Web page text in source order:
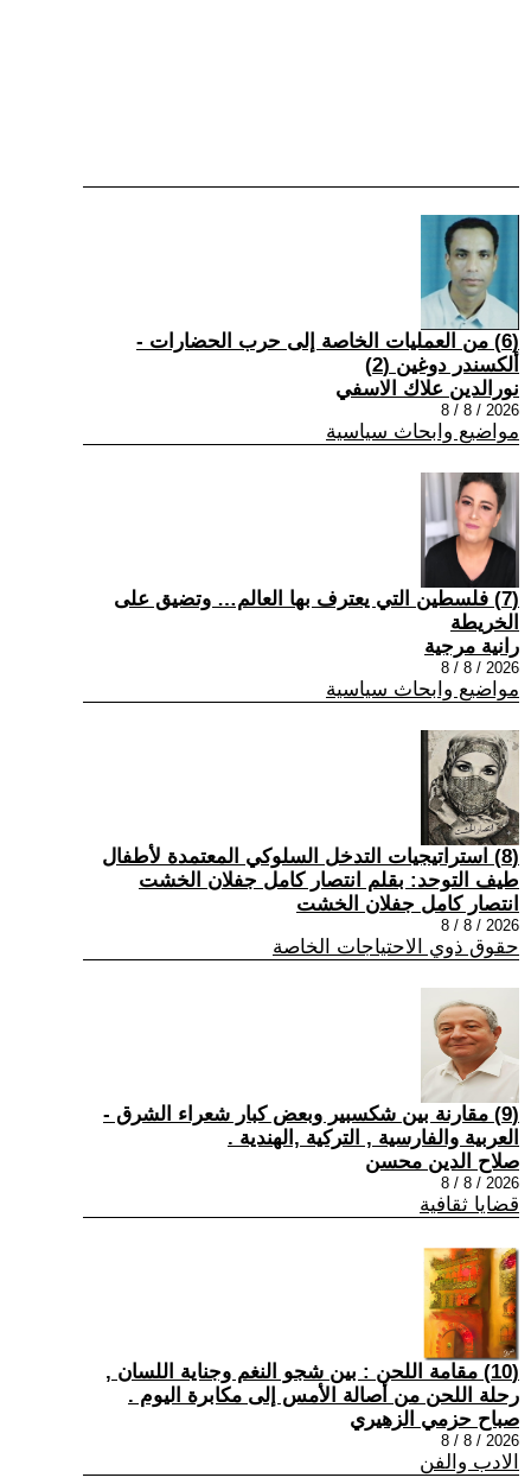
(6) من العمليات الخاصة إلى حرب الحضارات -
ألكسندر دوغين (2)
نورالدين علاك الاسفي
2026 / 8 / 8
مواضيع وابحاث سياسية
(7) فلسطين التي يعترف بها العالم… وتضيق على
الخريطة
رانية مرجية
2026 / 8 / 8
مواضيع وابحاث سياسية
(8) استراتيجيات التدخل السلوكي المعتمدة لأطفال
طيف التوحد: بقلم انتصار كامل جفلان الخشت
انتصار كامل جفلان الخشت
2026 / 8 / 8
حقوق ذوي الاحتياجات الخاصة
(9) مقارنة بين شكسبير وبعض كبار شعراء الشرق -
العربية والفارسية , التركية ,الهندية .
صلاح الدين محسن
2026 / 8 / 8
قضايا ثقافية
(10) مقامة اللحن : بين شجو النغم وجناية اللسان ,
رحلة اللحن من أصالة الأمس إلى مكابرة اليوم .
صباح حزمي الزهيري
2026 / 8 / 8
الادب والفن